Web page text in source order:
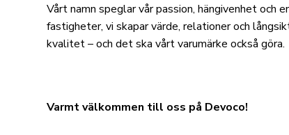
Vårt namn speglar vår passion, hängivenhet och
fastigheter, vi skapar värde, relationer och
kvalitet – och det ska vårt varumärke också göra.
Varmt välkommen till oss på Devoco!